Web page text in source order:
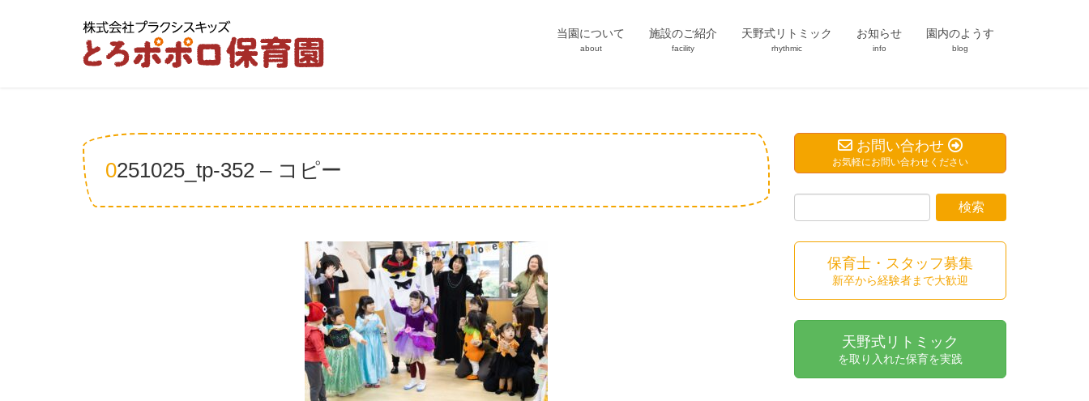
当園について
about
施設のご紹介
facility
天野式リトミック
rhythmic
お知らせ
info
園内のようす
blog
0251025_tp-352 – コピー
お問い合わせ
お気軽にお問い合わせください
保育士・スタッフ募集
新卒から経験者まで大歓迎
天野式リトミック
を取り入れた保育を実践